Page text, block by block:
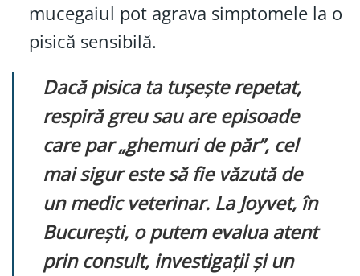
mucegaiul pot agrava simptomele la o
pisică sensibilă.
Dacă pisica ta tușește repetat,
respiră greu sau are episoade
care par „ghemuri de păr”, cel
mai sigur este să fie văzută de
un medic veterinar. La Joyvet, în
București, o putem evalua atent
prin consult, investigații și un